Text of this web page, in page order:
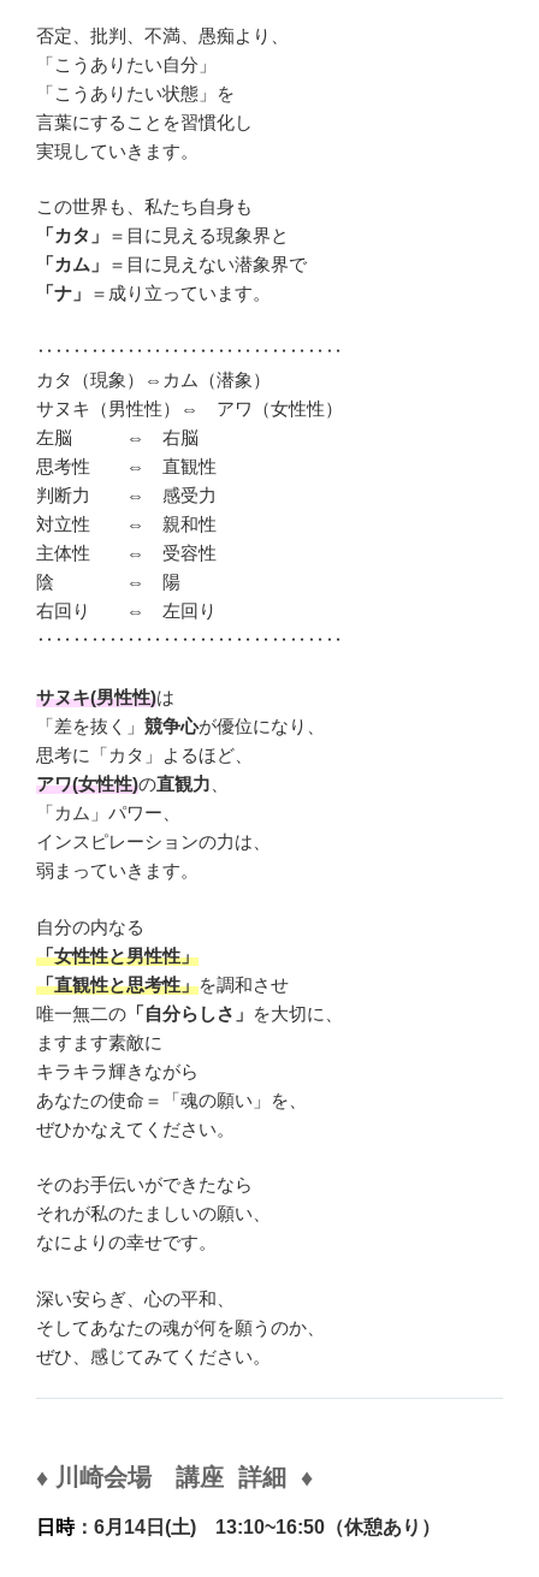
否定、批判、不満、愚痴より、
「こうありたい自分」
「こうありたい状態」を
言葉にすることを習慣化し
実現していきます。
この世界も、私たち自身も
「カタ」
＝目に見える現象界と
「カム」
＝目に見えない潜象界で
「ナ」
＝成り立っています。
‥‥‥‥‥‥‥‥‥‥‥‥‥‥‥‥‥
カタ（現象）⇔カム（潜象）
サヌキ（男性性）⇔ アワ（女性性）
左脳 ⇔ 右脳
思考性 ⇔ 直観性
判断力 ⇔ 感受力
対立性 ⇔ 親和性
主体性 ⇔ 受容性
陰 ⇔ 陽
右回り ⇔ 左回り
‥‥‥‥‥‥‥‥‥‥‥‥‥‥‥‥‥
サヌキ(男性性)は
「差を抜く」 競争心が優位になり、
思考に「カタ」よるほど、
アワ(女性性)の直観力
「カム」パワー、
インスピレーションの力は、
弱まっていきます。
自分の内なる
「女性性と男性性」
「直観性と思考性」を調和させ
唯一無二の 「自分らしさ」 を大切に、
ますます素敵に
キラキラ輝きながら
あなたの使命＝「魂の願い」を、
ぜひかなえてください。
そのお手伝いができたなら
それが私のたましいの願い、
なによりの幸せです。
深い安らぎ、心の平和、
そしてあなたの魂が何を願うのか、
ぜひ、感じてみてください。
♦ 川崎会場講座 詳細 ♦
日時：6月14日(土) 13:10~16:50 （休憩あり）